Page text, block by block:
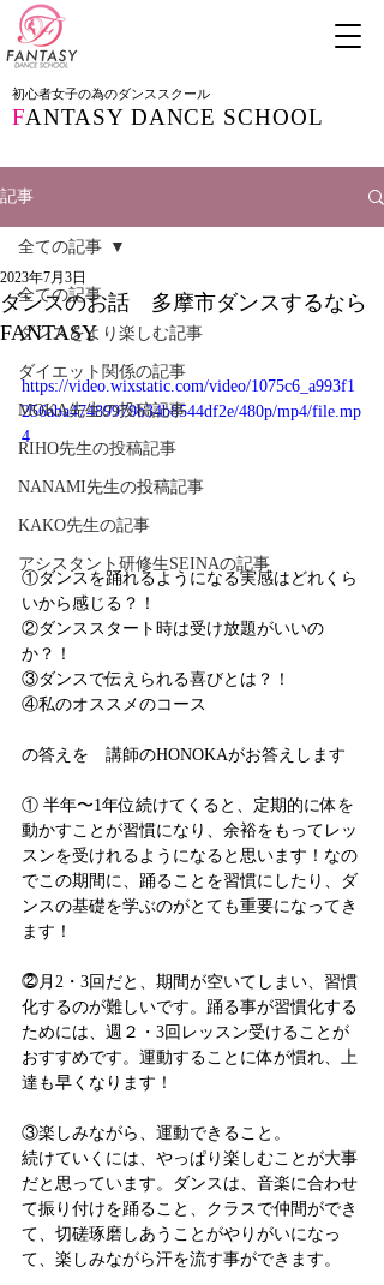
初心者女子の為のダンススクール
FANTASY DANCE SCHOOL
記事
全ての記事
ダンスをより楽しむ記事
ダイエット関係の記事
MOKA先生の投稿記事
RIHO先生の投稿記事
NANAMI先生の投稿記事
KAKO先生の記事
アシスタント研修生SEINAの記事
全ての記事
ダンスのお話 多摩市ダンスするなら
FANTASY
2023年7月3日
https://video.wixstatic.com/video/1075c6_a993f1
256aba47489979b34b8544df2e/480p/mp4/file.mp
4
①ダンスを踊れるようになる実感はどれくら
いから感じる？！
②ダンススタート時は受け放題がいいの
か？！
③ダンスで伝えられる喜びとは？！
④私のオススメのコース
の答えを　講師のHONOKAがお答えします
① 半年〜1年位続けてくると、定期的に体を
動かすことが習慣になり、余裕をもってレッ
スンを受けれるようになると思います！なの
でこの期間に、踊ることを習慣にしたり、ダ
ンスの基礎を学ぶのがとても重要になってき
ます！
⓶月2・3回だと、期間が空いてしまい、習慣
化するのが難しいです。踊る事が習慣化する
ためには、週２・3回レッスン受けることが
おすすめです。運動することに体が慣れ、上
達も早くなります！
③楽しみながら、運動できること。
続けていくには、やっぱり楽しむことが大事
だと思っています。ダンスは、音楽に合わせ
て振り付けを踊ること、クラスで仲間ができ
て、切磋琢磨しあうことがやりがいになっ
て、楽しみながら汗を流す事ができます。